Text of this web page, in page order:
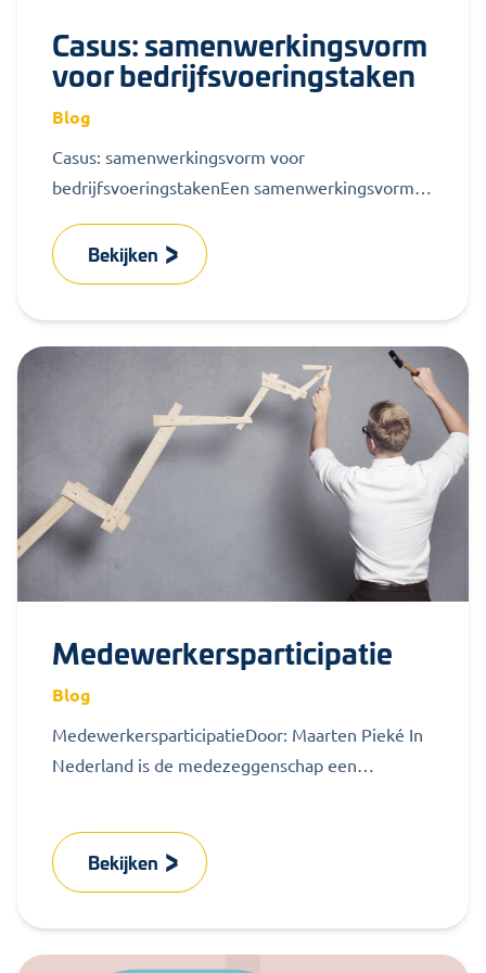
Casus: samenwerkingsvorm
voor bedrijfsvoeringstaken
Blog
Casus: samenwerkingsvorm voor
bedrijfsvoeringstakenEen samenwerkingsvorm
in deze casus ging er veel mis. Wij nemen...
Bekijken
Medewerkersparticipatie
Blog
MedewerkersparticipatieDoor: Maarten Pieké In
Nederland is de medezeggenschap een
Bekijken